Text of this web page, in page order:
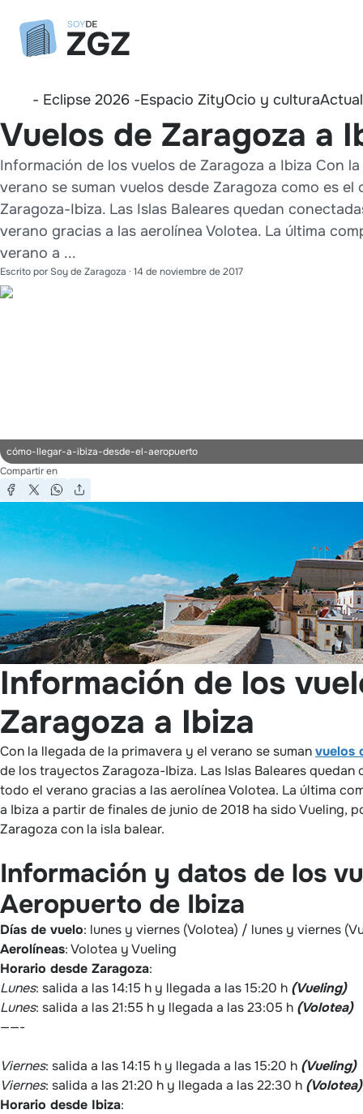
- Eclipse 2026 -Espacio ZityOcio y cultura
Vuelos de Zaragoza a
Información de los vuelos de Zaragoza a Ibiza Con
verano se suman vuelos desde Zaragoza como es
Zaragoza-Ibiza. Las Islas Baleares quedan
verano gracias a las aerolínea Volotea. La última
verano a ...
Escrito porSoy de Zaragoza · 14 de noviembre de 2017
cómo-llegar-a-ibiza-desde-el-aeropuerto
Compartir en
Información de los
Zaragoza a Ibiza
Con la llegada de la primavera y el verano se sumanvuelos
de los trayectos Zaragoza-Ibiza. Las Islas Baleares
todo el verano gracias a las aerolínea Volotea. La última
a Ibiza a partir de finales de junio de 2018 ha sido Vueling,
Zaragoza con la isla balear.
Información y datos de los
Aeropuerto de Ibiza
Días de vuelo: lunes y viernes (Volotea) / lunes y viernes
Aerolíneas: Volotea y Vueling
Horario desde Zaragoza:
Lunes: salida a las 14:15 h y llegada a las 15:20 h (Vueling)
Lunes: salida a las 21:55 h y llegada a las 23:05 h (Volotea)
——-
Viernes: salida a las 14:15 h y llegada a las 15:20 h (Vueling)
Viernes: salida a las 21:20 h y llegada a las 22:30 h (Volotea)
Horario desde Ibiza: